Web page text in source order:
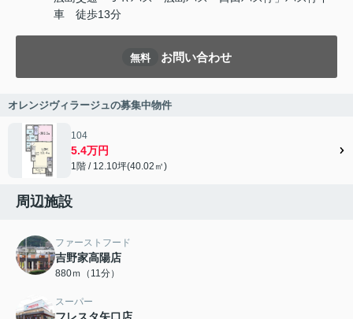
車 徒歩13分
無料 お問い合わせ
オレンジヴィラージュの募集中物件
104
5.4万円
1階 / 12.10坪(40.02㎡)
周辺施設
ファーストフード
吉野家高陽店
880ｍ（11分）
スーパー